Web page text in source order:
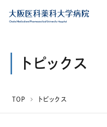
トピックス
TOP トピックス